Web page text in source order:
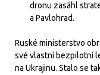
dronu zasáhl
a Pavlohrad.
Ruské ministerstvo
své vlastní bezpilotní
na Ukrajinu. Stalo se